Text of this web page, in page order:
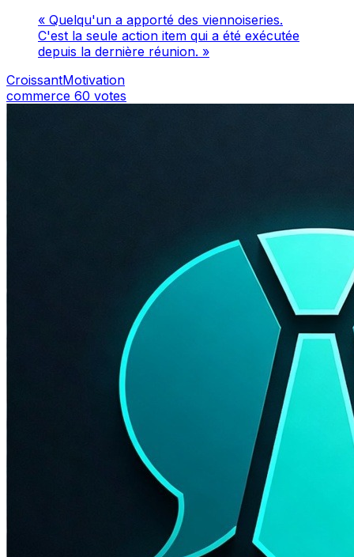
« Quelqu'un a apporté des viennoiseries.
C'est la seule action item qui a été exécutée
depuis la dernière réunion. »
CroissantMotivation
commerce 60 votes